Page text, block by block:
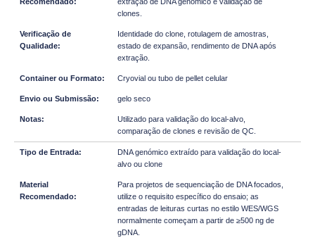
clones.
Identidade do clone, rotulagem de amostras,
estado de expansão, rendimento de DNA após
extração.
Cryovial ou tubo de pellet celular
gelo seco
Utilizado para validação do local-alvo,
comparação de clones e revisão de QC.
DNA genómico extraído para validação do local-
alvo ou clone
Para projetos de sequenciação de DNA focados,
utilize o requisito específico do ensaio; as
entradas de leituras curtas no estilo WES/WGS
normalmente começam a partir de ≥500 ng de
gDNA.